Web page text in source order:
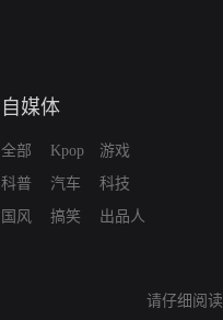
自媒体
全部
科普
国风
Kpop
汽车
搞笑
游戏
科技
出品人
请仔细阅读